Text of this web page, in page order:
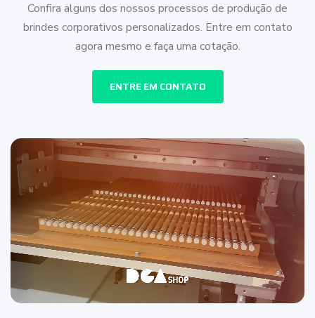
Confira alguns dos nossos processos de produção de
brindes corporativos personalizados. Entre em contato
agora mesmo e faça uma cotação.
ENTRE EM CONTATO